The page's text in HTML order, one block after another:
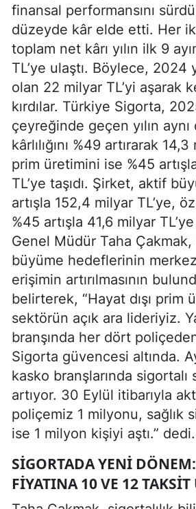
finansal performansını
düzeyde kâr elde etti. Her
toplam net kârı yılın ilk 9
TL’ye ulaştı. Böylece, 2024
olan 22 milyar TL’yi aşarak
kırdılar. Türkiye Sigorta,
çeyreğinde geçen yılın
kârlılığını %49 artırarak
prim üretimini ise %45
TL’ye taşıdı. Şirket, aktif
artışla 152,4 milyar TL’ye,
%45 artışla 41,6 milyar
Genel Müdür Taha
büyüme hedeflerinin
erişimin artırılmasının
belirterek, “Hayat dışı prim
sektörün açık ara lideriyiz.
branşında her dört
Sigorta güvencesi altında.
kasko branşlarında sigortalı
artıyor. 30 Eylül itibarıyla
poliçemiz 1 milyonu, sağlık
ise 1 milyon kişiyi aştı.” dedi.
SIGORTADA YENI
FIYATINA 10 VE 12